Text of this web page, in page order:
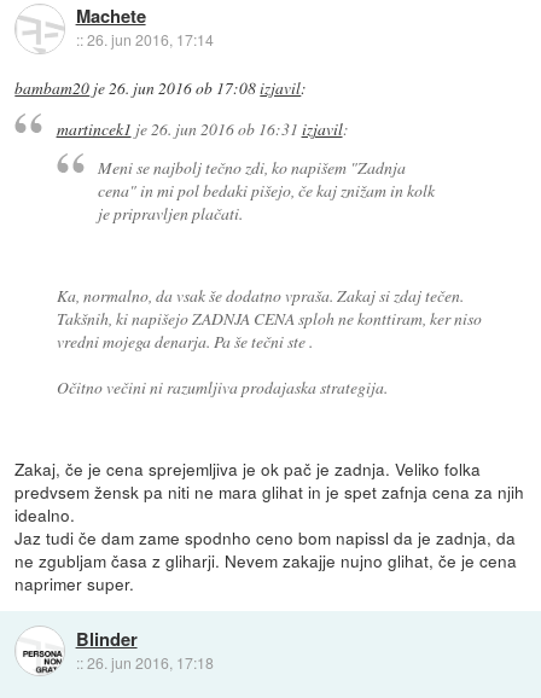
Machete
::26. jun 2016, 17:14
bambam20 je26. jun 2016 ob 17:08izjavil:
martincek1 je 26. jun 2016 ob 16:31 izjavil:
Meni se najbolj tečno zdi, ko napišem "Zadnja
cena" in mi pol bedaki pišejo, če kaj znižam in kolk
je pripravljen plačati.
Ka, normalno, da vsak še dodatno vpraša. Zakaj si zdaj tečen.
Takšnih, ki napišejo ZADNJA CENA sploh ne konttiram, ker niso
vredni mojega denarja. Pa še tečni ste .
Očitno večini ni razumljiva prodajaska strategija.
Zakaj, če je cena sprejemljiva je ok pač je zadnja. Veliko folka
predvsem žensk pa niti ne mara glihat in je spet zafnja cena za njih
idealno.
Jaz tudi če dam zame spodnho ceno bom napissl da je zadnja, da
ne zgubljam časa z gliharji. Nevem zakajje nujno glihat, če je cena
naprimer super.
Blinder
::26. jun 2016, 17:18